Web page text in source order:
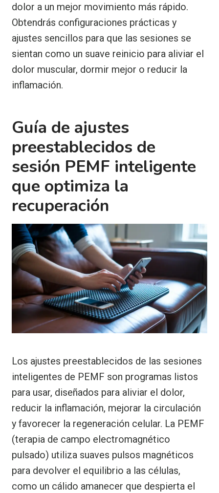
dolor a un mejor movimiento más rápido.
Obtendrás configuraciones prácticas y
ajustes sencillos para que las sesiones se
sientan como un suave reinicio para aliviar el
dolor muscular, dormir mejor o reducir la
inflamación.
Guía de ajustes
preestablecidos de
sesión PEMF inteligente
que optimiza la
recuperación
Los ajustes preestablecidos de las sesiones
inteligentes de PEMF son programas listos
para usar, diseñados para aliviar el dolor,
reducir la inflamación, mejorar la circulación
y favorecer la regeneración celular. La PEMF
(terapia de campo electromagnético
pulsado) utiliza suaves pulsos magnéticos
para devolver el equilibrio a las células,
como un cálido amanecer que despierta el